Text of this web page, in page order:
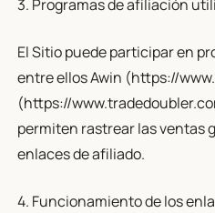
3. Programas de afiliación
El Sitio puede participar en
entre ellos Awin (https://
(https://
permiten rastrear las ventas
enlaces de afiliado.
4. Funcionamiento de los